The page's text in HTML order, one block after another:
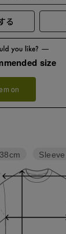
る
size
on
38cm